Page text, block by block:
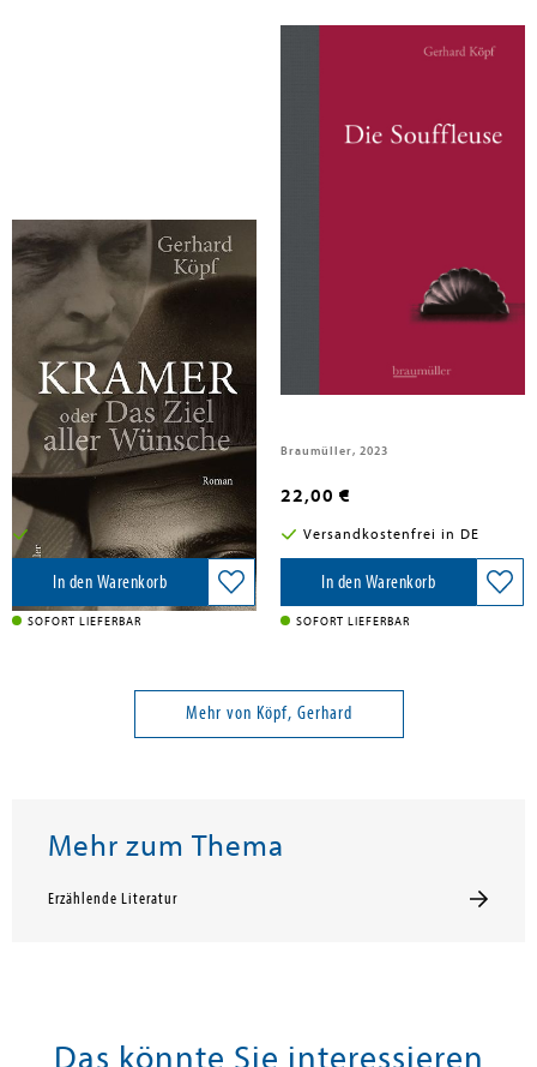
Köpf, Gerhard
Kramer oder das Ziel aller
Wünsche
Braumüller GmbH, 2025
22,00 €
Versandkostenfrei in DE
In den Warenkorb
SOFORT LIEFERBAR
Braumüller, 2023
22,00 €
Versandkostenfrei in DE
In den Warenkorb
SOFORT LIEFERBAR
Mehr von Köpf, Gerhard
Mehr zum Thema
Erzählende Literatur
Das könnte Sie interessieren